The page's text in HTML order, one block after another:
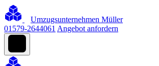
Umzugsunternehmen Müller
01579-2644061 Angebot anfordern